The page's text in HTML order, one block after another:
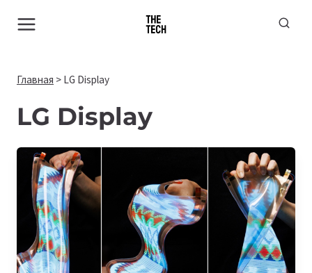
Главная > LG Display
LG Display